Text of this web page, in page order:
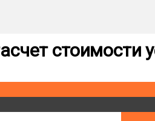
стоимости